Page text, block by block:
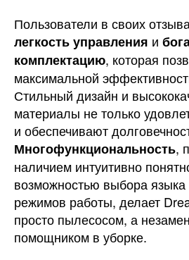
Пользователи в своих
легкость управления и
комплектацию, которая
максимальной
Стильный дизайн и
материалы не только
и обеспечивают
Многофункциональность,
наличием интуитивно
возможностью выбора
режимов работы, делает
просто пылесосом, а
помощником в уборке.